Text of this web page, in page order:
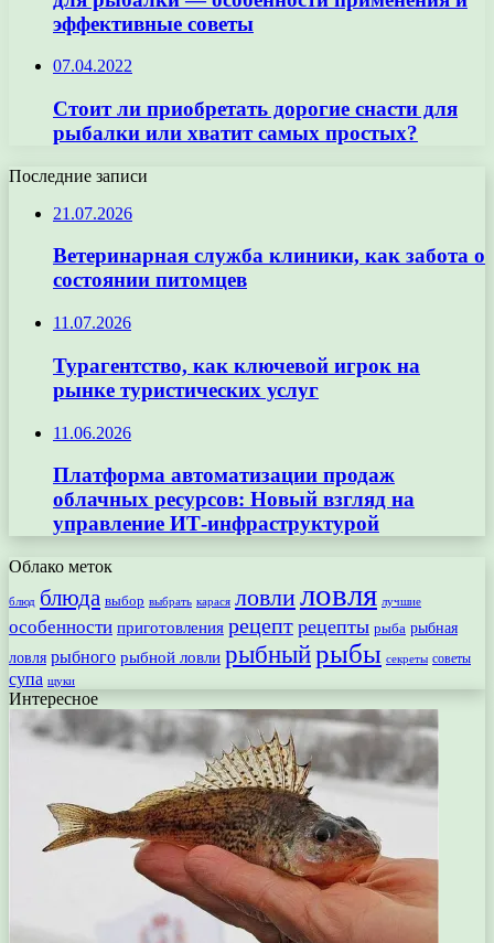
эффективные советы
07.04.2022
Стоит ли приобретать дорогие снасти для
рыбалки или хватит самых простых?
Последние записи
21.07.2026
Ветеринарная служба клиники, как забота о
состоянии питомцев
11.07.2026
Турагентство, как ключевой игрок на
рынке туристических услуг
11.06.2026
Платформа автоматизации продаж
облачных ресурсов: Новый взгляд на
управление ИТ-инфраструктурой
Облако меток
блюд блюда выбор выбрать карася ловлиловля лучшие
особенности приготовления рецепт рецепты рыба рыбная
ловля рыбного рыбной ловли рыбныйрыбы секреты советы
супа щуки
Интересное